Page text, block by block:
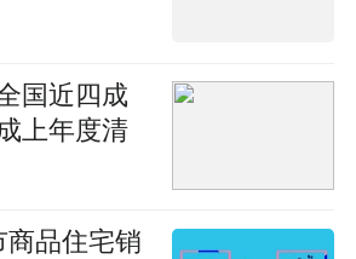
国近四成
上年度清
商品住宅销